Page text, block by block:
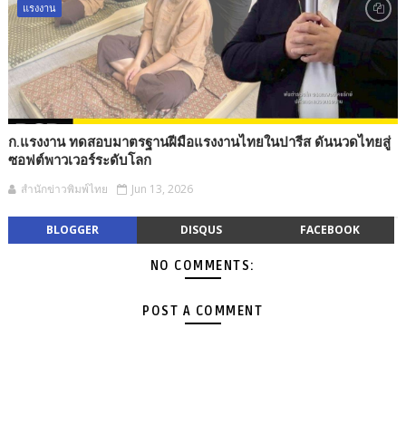
แรงงาน
ก.แรงงาน ทดสอบมาตรฐานฝีมือแรงงานไทยในปารีส ดันนวดไทยสู่
ซอฟต์พาวเวอร์ระดับโลก
สำนักข่าวพิมพ์ไทย Jun 13, 2026
BLOGGER DISQUS FACEBOOK
NO COMMENTS:
POST A COMMENT